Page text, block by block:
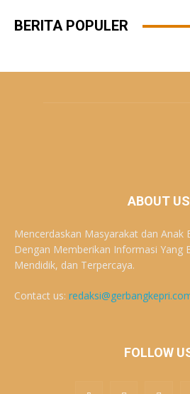
BERITA POPULER
ABOUT US
Mencerdaskan Masyarakat dan Anak
Dengan Memberikan Informasi Yang
Mendidik, dan Terpercaya.
Contact us:
FOLLOW